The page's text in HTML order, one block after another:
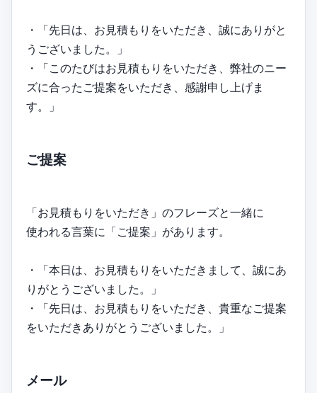
・「先日は、お見積もりをいただき、誠にありがと
うございました。」
・「このたびはお見積もりをいただき、弊社のニー
ズに合ったご提案をいただき、感謝申し上げま
す。」
ご提案
「お見積もりをいただき」のフレーズと一緒に
使われる言葉に「ご提案」があります。
・「本日は、お見積もりをいただきまして、誠にあ
りがとうございました。」
・「先日は、お見積もりをいただき、貴重なご提案
をいただきありがとうございました。」
メール